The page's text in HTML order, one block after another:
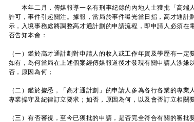
本年二月，傳媒報導一名有刑事紀錄的內地人士獲批「高端
許可，事件引起關注。據報，當局於事件曝光當日指，高才通計
示，入境事務處將調整高才通計劃的申請流程，即申請人必須在
否告知本會：
（一）鑑於高才通計劃對申請人的收入或工作年資及學歷有一
如有，為何當局在上述個案經傳媒報道後才發現有關申請人涉嫌
否，原因為何；
（二）鑑於據悉，「高才通計劃」的申請人多為各行各業的專
專業操守及紀律訂立要求；如否，原因為何，以及會否訂立相關
（三）有否審視，至今已獲批的申請，是否完全符合有關的審批